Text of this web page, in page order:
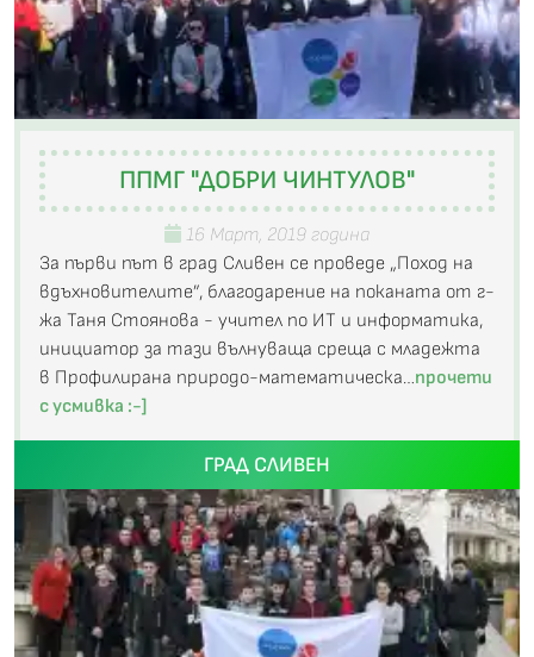
ППМГ "ДОБРИ ЧИНТУЛОВ"
16 Март, 2019 година
За първи път в град Сливен се проведе „Поход на
вдъхновителите”, благодарение на поканата от г-
жа Таня Стоянова - учител по ИТ и информатика,
инициатор за тази вълнуваща среща с младежта
в Профилирана природо-математическа…прочети
с усмивка :-]
ГРАД СЛИВЕН